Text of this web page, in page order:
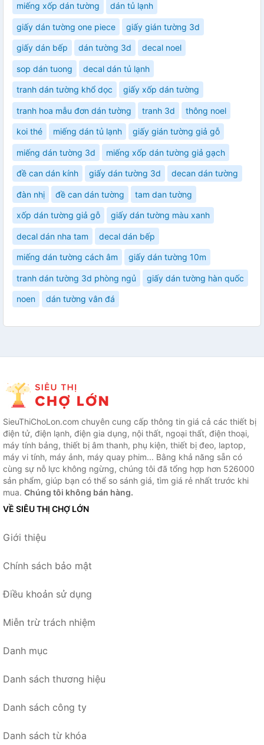
miếng xốp dán tường dán tủ lạnh
giấy dán tường one piece giấy gián tường 3d
giấy dán bếp dán tường 3d decal noel
sop dán tuong decal dán tủ lạnh
tranh dán tường khổ dọc giấy xốp dán tường
tranh hoa mẫu đơn dán tường tranh 3d thông noel
koi thé miếng dán tủ lạnh giấy gián tường giả gỗ
miếng dán tường 3d miếng xốp dán tường giả gạch
đề can dán kính giấy dán tường 3d decan dán tường
đàn nhị đề can dán tường tam dan tường
xốp dán tường giả gỗ giấy dán tường màu xanh
decal dán nha tam decal dán bếp
miếng dán tường cách âm giấy dán tường 10m
tranh dán tường 3d phòng ngủ giấy dán tường hàn quốc
noen dán tường vân đá
SieuThiChoLon.com chuyên cung cấp thông tin giá cả các thiết bị
điện tử, điện lạnh, điện gia dụng, nội thất, ngoại thất, điện thoại,
máy tính bảng, thiết bị âm thanh, phụ kiện, thiết bị đeo, laptop,
máy vi tính, máy ảnh, máy quay phim... Bằng khả năng sẵn có
cùng sự nỗ lực không ngừng, chúng tôi đã tổng hợp hơn 526000
sản phẩm, giúp bạn có thể so sánh giá, tìm giá rẻ nhất trước khi
mua. Chúng tôi không bán hàng.
VỀ SIÊU THỊ CHỢ LỚN
Giới thiệu
Chính sách bảo mật
Điều khoản sử dụng
Miễn trừ trách nhiệm
Danh mục
Danh sách thương hiệu
Danh sách công ty
Danh sách từ khóa